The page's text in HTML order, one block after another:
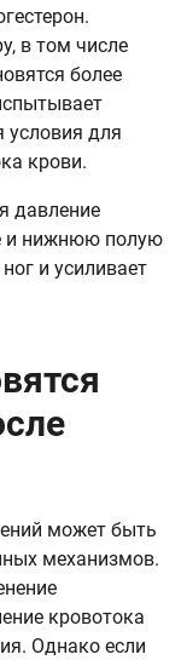
в том числе
более
для
крови.
давление
и нижнюю полую
и усиливает
может быть
механизмов.
кровотока
Однако если